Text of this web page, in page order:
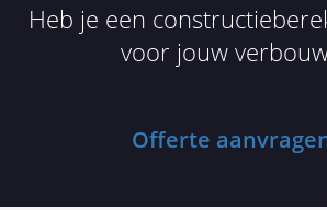
Heb je een
voor jouw
Offerte